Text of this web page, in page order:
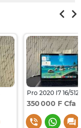
Pro 2020 I7 16/512
350 000 F Cfa